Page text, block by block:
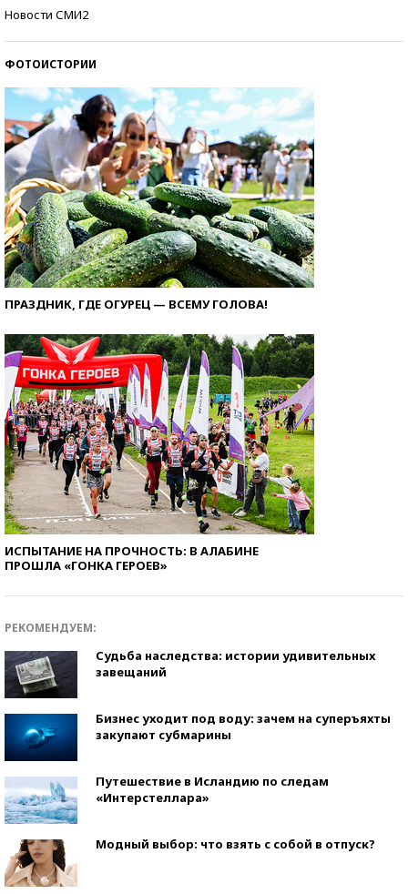
Новости СМИ2
ФОТОИСТОРИИ
ПРАЗДНИК, ГДЕ ОГУРЕЦ — ВСЕМУ ГОЛОВА!
ИСПЫТАНИЕ НА ПРОЧНОСТЬ: В АЛАБИНЕ
ПРОШЛА «ГОНКА ГЕРОЕВ»
РЕКОМЕНДУЕМ:
Судьба наследства: истории удивительных
завещаний
Бизнес уходит под воду: зачем на суперъяхты
закупают субмарины
Путешествие в Исландию по следам
«Интерстеллара»
Модный выбор: что взять с собой в отпуск?